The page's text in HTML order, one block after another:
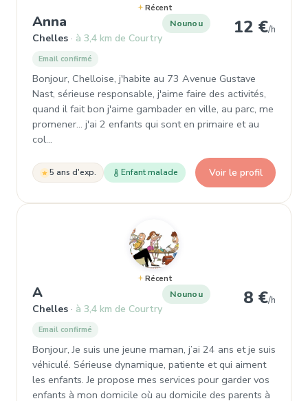
Récent
Anna , Nounou à Chelles
Chelles à 3,4 km de Courtry
Nounou 12 €/h
Email confirmé
Bonjour, Chelloise, j'habite au 73 Avenue Gustave
Nast, sérieuse responsable, j'aime faire des activités,
quand il fait bon j'aime gambader en ville, au parc, me
promener... j'ai 2 enfants qui sont en primaire et au
col…
5 ans d'exp. Enfant malade Voir le profil
Récent
A, Nounou à Chelles
Chelles à 3,4 km de Courtry
Nounou 8 €/h
Email confirmé
Bonjour, Je suis une jeune maman, j’ai 24 ans et je suis
véhiculé. Sérieuse dynamique, patiente et qui aiment
les enfants. Je propose mes services pour garder vos
enfants à mon domicile où au domicile des parents à